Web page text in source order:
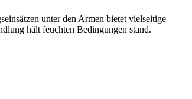
unter den Armen bietet vielseitige
hält feuchten Bedingungen stand.